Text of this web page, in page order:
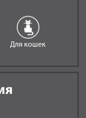
Для кошек